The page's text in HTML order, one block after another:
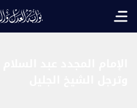
Open main menu